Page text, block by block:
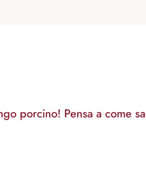
porcino! Pensa a come